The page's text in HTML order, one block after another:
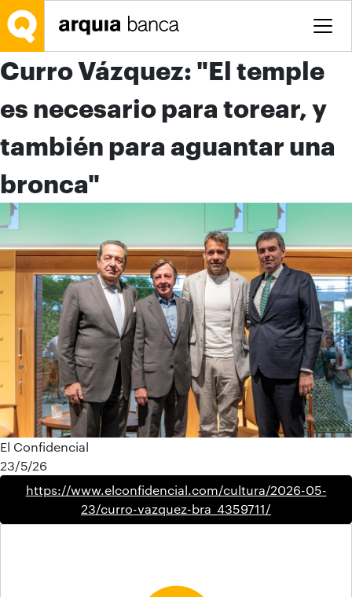
Saltar al contenido principal
Curro Vázquez: "El temple
es necesario para torear, y
también para aguantar una
bronca"
El Confidencial
23/5/26
https://www.elconfidencial.com/cultura/2026-05-
23/curro-vazquez-bra_4359711/